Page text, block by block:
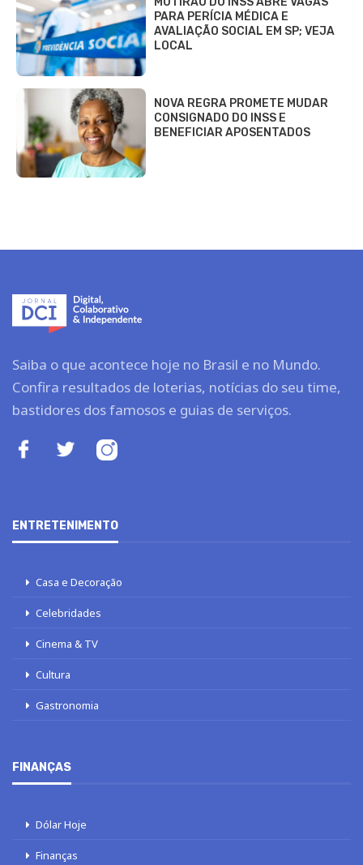
PARA PERÍCIA MÉDICA E
AVALIAÇÃO SOCIAL EM SP; VEJA
LOCAL
NOVA REGRA PROMETE MUDAR
CONSIGNADO DO INSS E
BENEFICIAR APOSENTADOS
Saiba o que acontece hoje no Brasil e no Mundo.
Confira resultados de loterias, notícias do seu time,
bastidores dos famosos e guias de serviços.
ENTRETENIMENTO
Casa e Decoração
Celebridades
Cinema & TV
Cultura
Gastronomia
FINANÇAS
Dólar Hoje
Finanças